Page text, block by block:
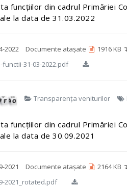
funcțiilor din cadrul Primăriei
la data de 31.03.2022
2022 Documente atașate
1916 KB
functii-31-03-2022.pdf
Transparența veniturilor
funcțiilor din cadrul Primăriei
la data de 30.09.2021
2021 Documente atașate
2164 KB
2021_rotated.pdf